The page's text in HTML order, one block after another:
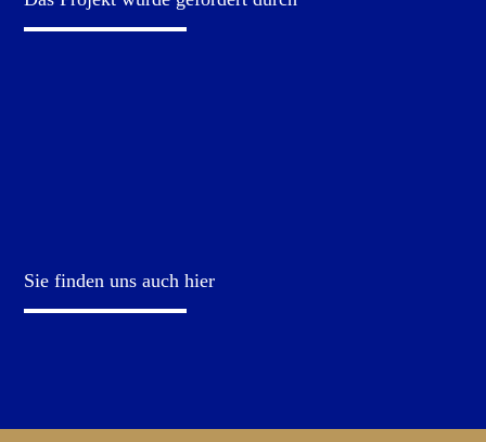
Sie finden uns auch hier